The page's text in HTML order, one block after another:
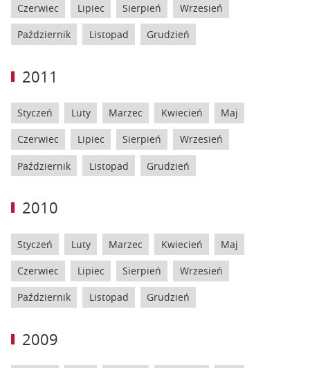
Czerwiec Lipiec Sierpień Wrzesień
Październik Listopad Grudzień
2011
Styczeń Luty Marzec Kwiecień Maj
Czerwiec Lipiec Sierpień Wrzesień
Październik Listopad Grudzień
2010
Styczeń Luty Marzec Kwiecień Maj
Czerwiec Lipiec Sierpień Wrzesień
Październik Listopad Grudzień
2009